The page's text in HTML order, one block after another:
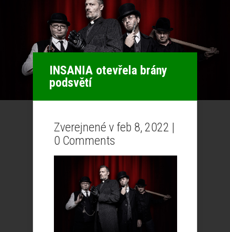
INSANIA otevřela brány
podsvětí
Zverejnené v feb 8, 2022 |
0 Comments